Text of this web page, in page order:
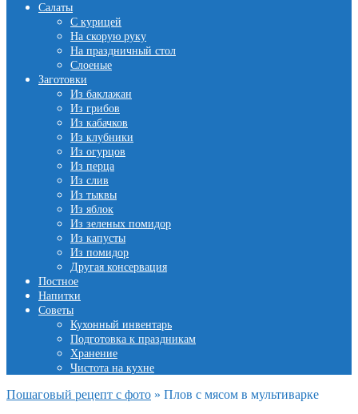
Салаты
С курицей
На скорую руку
На праздничный стол
Слоеные
Заготовки
Из баклажан
Из грибов
Из кабачков
Из клубники
Из огурцов
Из перца
Из слив
Из тыквы
Из яблок
Из зеленых помидор
Из капусты
Из помидор
Другая консервация
Постное
Напитки
Советы
Кухонный инвентарь
Подготовка к праздникам
Хранение
Чистота на кухне
Пошаговый рецепт с фото » Плов с мясом в мультиварке